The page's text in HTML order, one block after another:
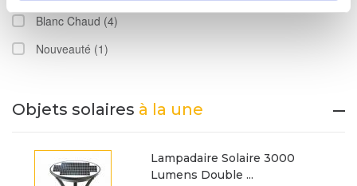
Blanc Chaud (4)
Nouveauté (1)
Objets solaires à la une
Lampadaire Solaire 3000
Lumens Double ...